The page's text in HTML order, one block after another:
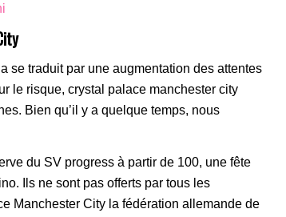
se traduit par une augmentation des attentes
le risque, crystal palace manchester city
Bien qu’il y a quelque temps, nous
du SV progress à partir de 100, une fête
Ils ne sont pas offerts par tous les
Manchester City la fédération allemande de